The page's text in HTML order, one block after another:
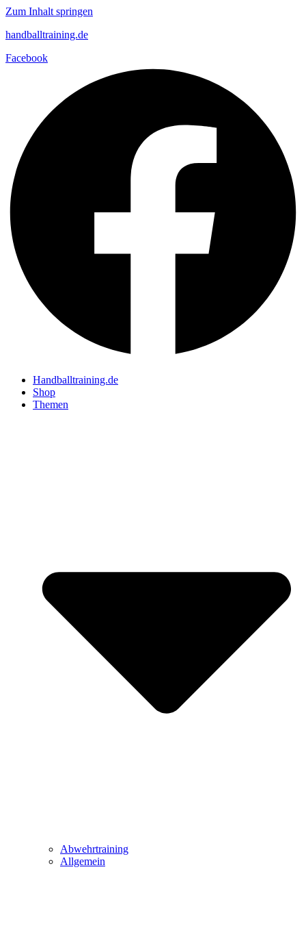
Zum Inhalt springen
handballtraining.de
Facebook
Handballtraining.de
Shop
Themen
Abwehrtraining
Allgemein